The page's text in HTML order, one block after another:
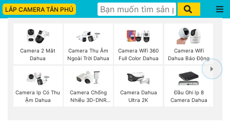
LẮP CAMERA TÂN PHÚ
Camera 2 Mắt
Dahua
Camera Thu Âm
Ngoài Trời Dahua
Camera Wifi 360
Full Color Dahua
Camera Wifi
Dahua Báo Động
Camera Ip Có Thu
Ậm Dahua
Camera Chống
Nhiễu 3D-DNR
Camera Dahua
Ultra 2K
Đầu Ghi Ip 8
Camera Dahua